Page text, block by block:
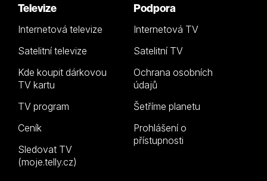
Televize
Internetová televize
Satelitní televize
Kde koupit dárkovou
TV kartu
TV program
Ceník
Sledovat TV
(moje.telly.cz)
Podpora
Internetová TV
Satelitní TV
Ochrana osobních
údajů
Šetříme planetu
Prohlášení o
přístupnosti